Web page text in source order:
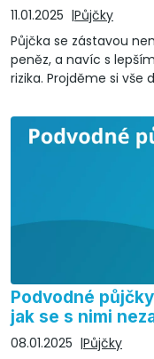
11.01.2025
Půjčky
Půjčka se zástavou
peněz, a navíc s
rizika. Projděme si vše
Podvodné
jak se s nimi
08.01.2025
Půjčky